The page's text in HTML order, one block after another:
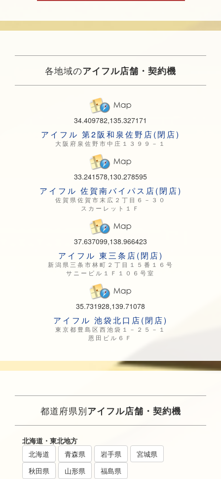
各地域のアイフル店舗・契約機
34.409782,135.327171
アイフル 第2阪和泉佐野店(閉店)
大阪府泉佐野市中庄１３９９－１
33.241578,130.278595
アイフル 佐賀南バイパス店(閉店)
佐賀県佐賀市末広２丁目６－３０
スカーレット１Ｆ
37.637099,138.966423
アイフル 東三条店(閉店)
新潟県三条市林町２丁目１５番１６号
サニービル１Ｆ１０６号室
35.731928,139.71078
アイフル 池袋北口店(閉店)
東京都豊島区西池袋１－２５－１
恩田ビル６Ｆ
都道府県別アイフル店舗・契約機
北海道・東北地方
北海道
青森県 岩手県
宮城県
秋田県
山形県
福島県